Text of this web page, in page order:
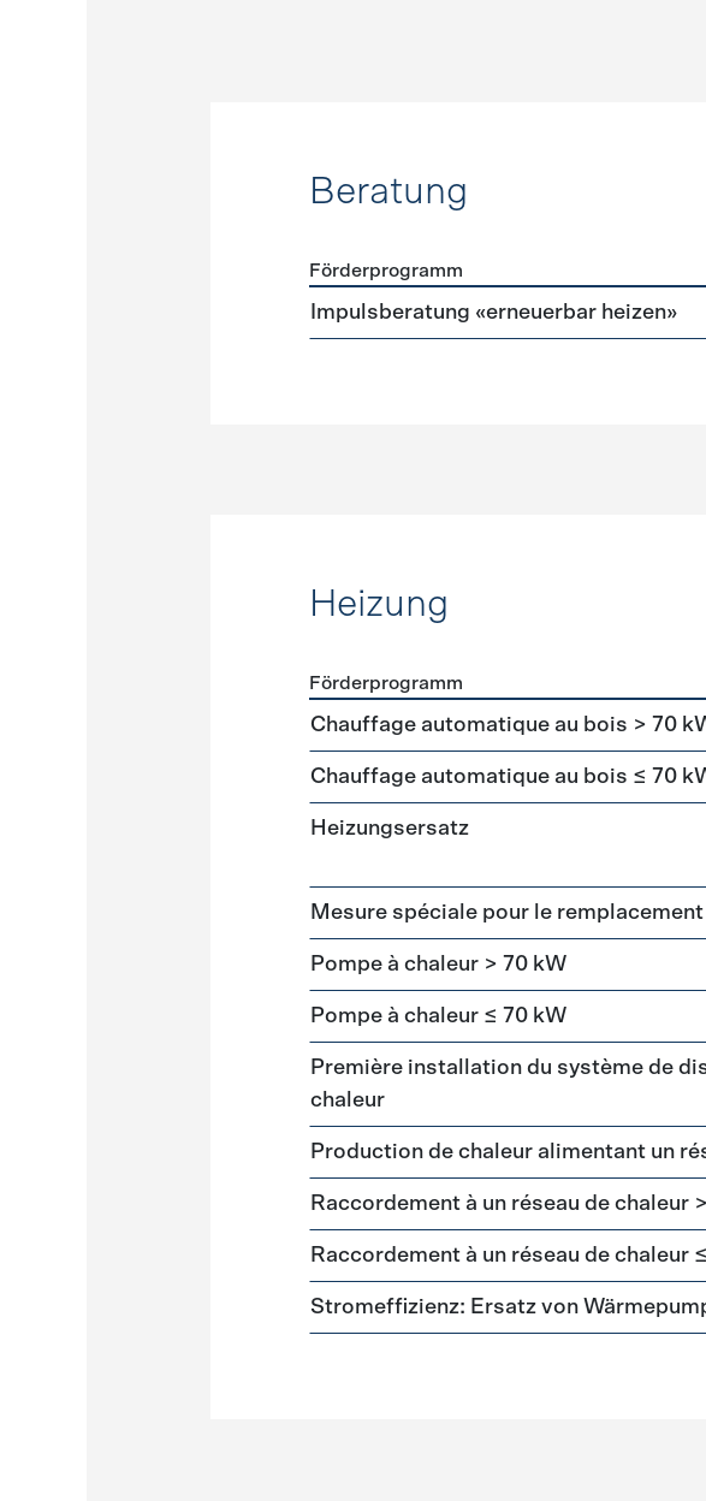
Beratung
Förderprogramme
Förderprogramm
Impulsberatung «erneuerbar heizen»
Heizung
Förderprogramme Heizung
Förderprogramm
Chauffage automatique au bois > 70
Chauffage automatique au bois ≤ 70
Heizungsersatz
Mesure spéciale pour le remplacement
Pompe à chaleur > 70 kW
Pompe à chaleur ≤ 70 kW
Première installation du système de
chaleur
Production de chaleur alimentant un
Raccordement à un réseau de chaleur
Raccordement à un réseau de chaleur
Stromeffizienz: Ersatz von